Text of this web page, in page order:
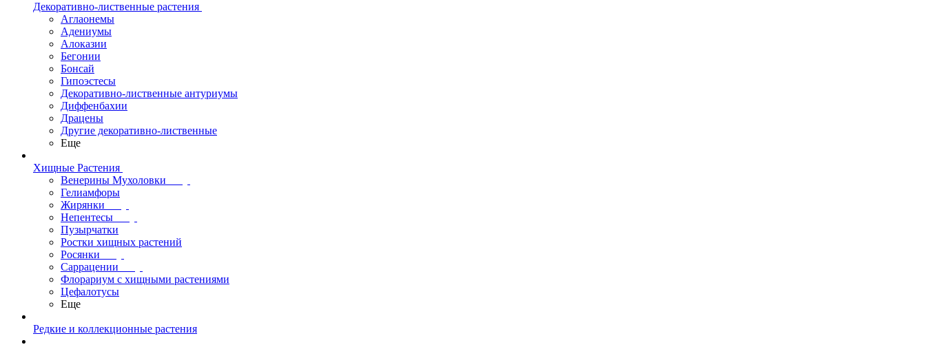
Декоративно-лиственные растения
Аглаонемы
Адениумы
Алоказии
Бегонии
Бонсай
Гипоэстесы
Декоративно-лиственные антуриумы
Диффенбахии
Драцены
Другие декоративно-лиственные
Еще
Хищные Растения
Венерины Мухоловки
Гелиамфоры
Жирянки
Непентесы
Пузырчатки
Ростки хищных растений
Росянки
Саррацении
Флорариум с хищными растениями
Цефалотусы
Еще
Редкие и коллекционные растения